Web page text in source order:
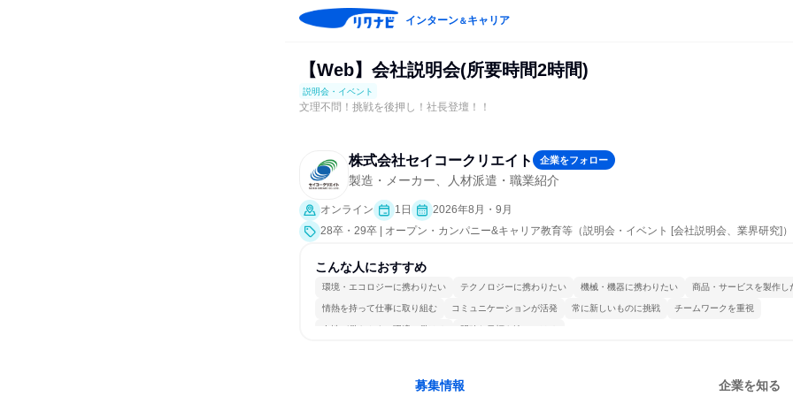
インターン＆キャリア
【Web】会社説明会(所要時間2時間)
説明会・イベント
文理不問！挑戦を後押し！社長登壇！！
株式会社セイコークリエイト 企業をフォロー
製造・メーカー、人材派遣・職業紹介
オンライン 1日
2026年8月・9月
28卒・29卒 | オープン・カンパニー&キャリア教育等（説明会・イベント [会社説明会、業界研究]）
こんな人におすすめ
環境・エコロジーに携わりたい テクノロジーに携わりたい 機械・機器に携わりたい 商品・サービスを製作し
情熱を持って仕事に取り組む コミュニケーションが活発 常に新しいものに挑戦 チームワークを重視
女性が働きやすい環境で働ける 明確な目標を追いかける
募集情報 企業を知る